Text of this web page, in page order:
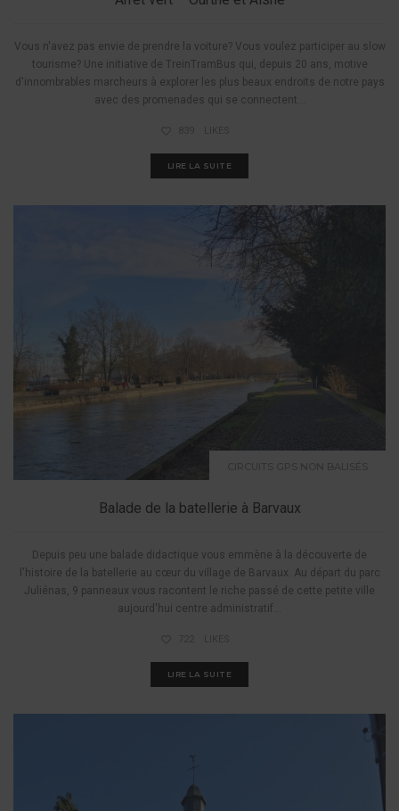
Vous n'avez pas envie de prendre la voiture? Vous voulez participer au slow
tourisme? Une initiative de TreinTramBus qui, depuis 20 ans, motive
d'innombrables marcheurs à explorer les plus beaux endroits de notre pays
avec des promenades qui se connectent...
LIRE LA SUITE
Balade de la batellerie à Barvaux
Depuis peu une balade didactique vous emmène à la découverte de
l'histoire de la batellerie au cœur du village de Barvaux. Au départ du parc
Juliénas, 9 panneaux vous racontent le riche passé de cette petite ville
aujourd'hui centre administratif...
LIRE LA SUITE